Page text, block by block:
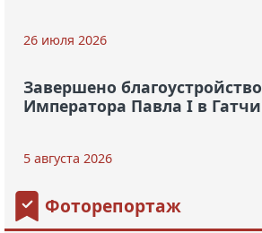
26 июля 2026
Завершено
Императора Павла I в
5 августа 2026
Фоторепортаж